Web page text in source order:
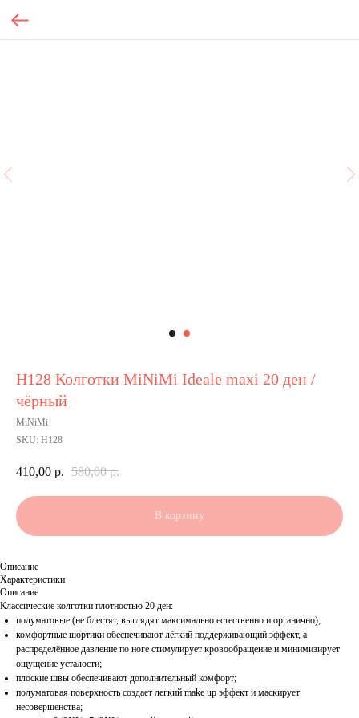
Н128 Колготки MiNiMi Ideale maxi 20 ден /
чёрный
MiNiMi
SKU: Н128
410,00 р. 580,00 р.
В корзину
Описание
Характеристики
Описание
Классические колготки плотностью 20 ден:
полуматовые (не блестят, выглядят максимально естественно и органично);
комфортные шортики обеспечивают лёгкий поддерживающий эффект, а
распределённое давление по ноге стимулирует кровообращение и минимизирует
ощущение усталости;
плоские швы обеспечивают дополнительный комфорт;
полуматовая поверхность создает легкий make up эффект и маскирует
несовершенства;